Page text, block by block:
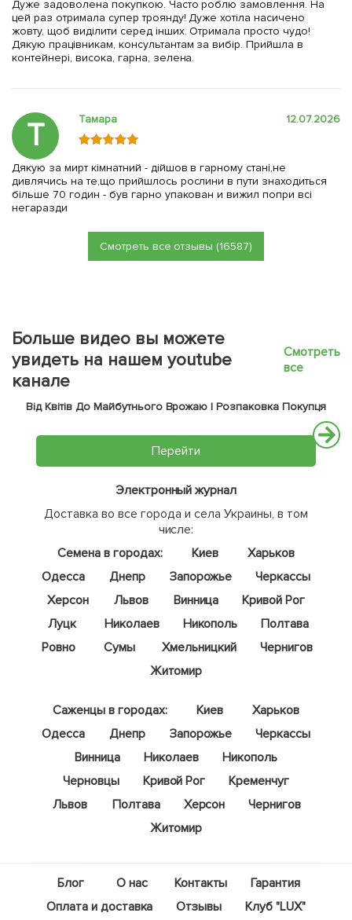
Дуже задоволена покупкою. Часто роблю замовлення. На
цей раз отримала супер троянду! Дуже хотіла насичено
жовту, щоб виділити серед інших. Отримала просто чудо!
Дякую працівникам, консультантам за вибір. Прийшла в
контейнері, висока, гарна, зелена.
Т Тамара 12.07.2026
Дякую за мирт кімнатний - дійшов в гарному стані,не
дивлячись на те,що прийшлось рослини в пути знаходиться
більше 70 годин - був гарно упакован и вижил попри всі
негаразди
Смотреть все отзывы (16587)
Больше видео вы можете
увидеть на нашем youtube
канале
Смотреть
все
Від Квітів До Майбутнього Врожаю | Розпаковка Покупця
Перейти
Электронный журнал
Доставка во все города и села Украины, в том
числе:
Семена в городах:
Киев
Харьков
Одесса
Днепр Запорожье
Черкассы
Херсон
Львов Винница
Кривой Рог
Луцк
Николаев Никополь
Полтава
Ровно
Сумы Хмельницкий
Чернигов
Житомир
Саженцы в городах: Киев
Харьков
Одесса
Днепр Запорожье
Черкассы
Винница
Николаев
Никополь
Черновцы
Кривой Рог
Кременчуг
Львов
Полтава Херсон
Чернигов
Житомир
Блог О нас Контакты
Гарантия
Оплата и доставка
Отзывы
Клуб "LUX"